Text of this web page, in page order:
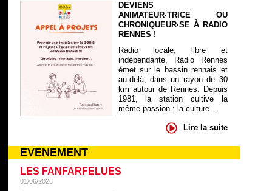
DEVIENS
ANIMATEUR·TRICE OU
CHRONIQUEUR·SE À RADIO
RENNES !
Radio locale, libre et
indépendante, Radio Rennes
émet sur le bassin rennais et
au-delà, dans un rayon de 30
km autour de Rennes. Depuis
1981, la station cultive la
même passion : la culture...
Lire la suite
EVENEMENT
LES FANFARFELUES
01/06/2026